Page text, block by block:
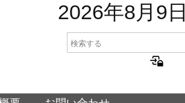
2026年8月9